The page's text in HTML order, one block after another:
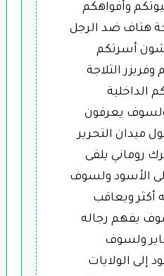
وأفواهكم
هتاف ضد الرجل
أسرتكم
الثلاجة
الداخلية
يعرفون
ميدان التحرير
روماني يلقى
إلى الأسود ولسوف
أكثر ويعاقب
يفهم رجاله
ولسوف
إلى الولايات